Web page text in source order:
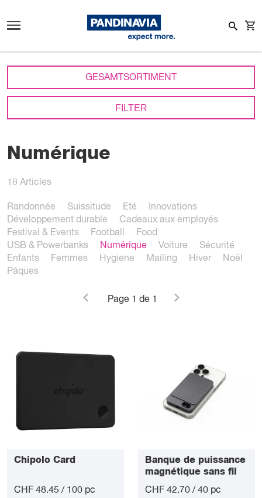
GESAMTSORTIMENT
FILTER
Numérique
18 Articles
Randonnée Suissitude Eté
Innovations
Développement durable
Cadeaux aux employés
Festival & Events
Football
Food
USB & Powerbanks
Numérique Voiture
Sécurité
Enfants
Femmes Hygiene Mailing Hiver
Noël
Pâques
Page 1 de 1
Chipolo Card
CHF 48.45 / 100 pc
Banque de puissance
magnétique sans fil
CHF 42.70 / 40 pc